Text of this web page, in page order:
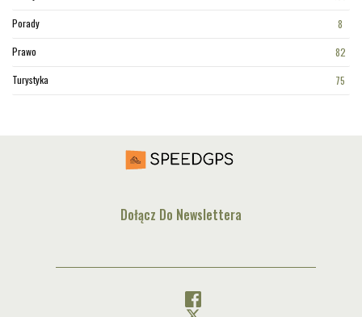
Porady
8
Prawo
82
Turystyka
75
Dołącz Do Newslettera